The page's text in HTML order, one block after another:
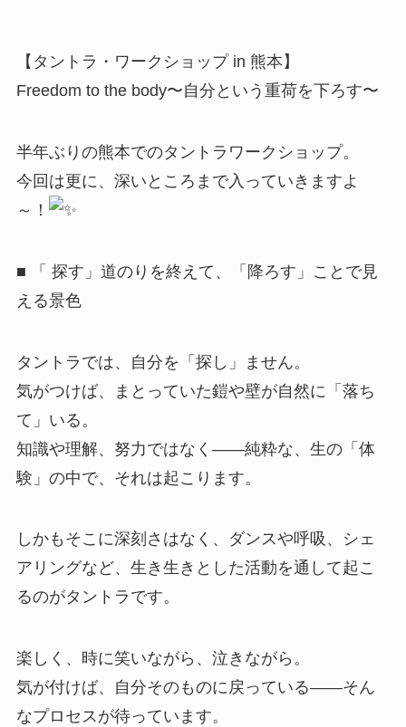
【タントラ・ワークショップ in 熊本】
Freedom to the body〜自分という重荷を下ろす〜
半年ぶりの熊本でのタントラワークショップ。
今回は更に、深いところまで入っていきますよ
～！
■ 「 探す」道のりを終えて、「降ろす」ことで見
える景色
タントラでは、自分を「探し」ません。
気がつけば、まとっていた鎧や壁が自然に「落ち
て」いる。
知識や理解、努力ではなく――純粋な、生の「体
験」の中で、それは起こります。
しかもそこに深刻さはなく、ダンスや呼吸、シェ
アリングなど、生き生きとした活動を通して起こ
るのがタントラです。
楽しく、時に笑いながら、泣きながら。
気が付けば、自分そのものに戻っている――そん
なプロセスが待っています。